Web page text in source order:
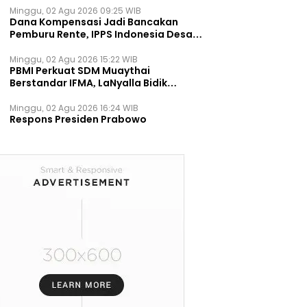
Minggu, 02 Agu 2026 09:25 WIB
Dana Kompensasi Jadi Bancakan
Pemburu Rente, IPPS Indonesia Desak
Permanen
Minggu, 02 Agu 2026 15:22 WIB
PBMI Perkuat SDM Muaythai
Berstandar IFMA, LaNyalla Bidik
Minggu, 02 Agu 2026 16:24 WIB
Respons Presiden Prabowo